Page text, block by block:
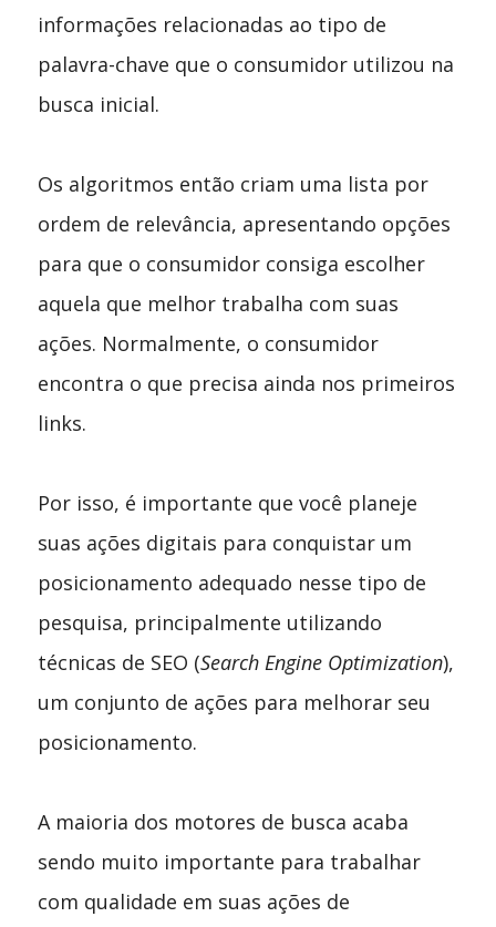
informações relacionadas ao tipo de
palavra-chave que o consumidor utilizou na
busca inicial.
Os algoritmos então criam uma lista por
ordem de relevância, apresentando opções
para que o consumidor consiga escolher
aquela que melhor trabalha com suas
ações. Normalmente, o consumidor
encontra o que precisa ainda nos primeiros
links.
Por isso, é importante que você planeje
suas ações digitais para conquistar um
posicionamento adequado nesse tipo de
pesquisa, principalmente utilizando
técnicas de SEO (Search Engine Optimization),
um conjunto de ações para melhorar seu
posicionamento.
A maioria dos motores de busca acaba
sendo muito importante para trabalhar
com qualidade em suas ações de